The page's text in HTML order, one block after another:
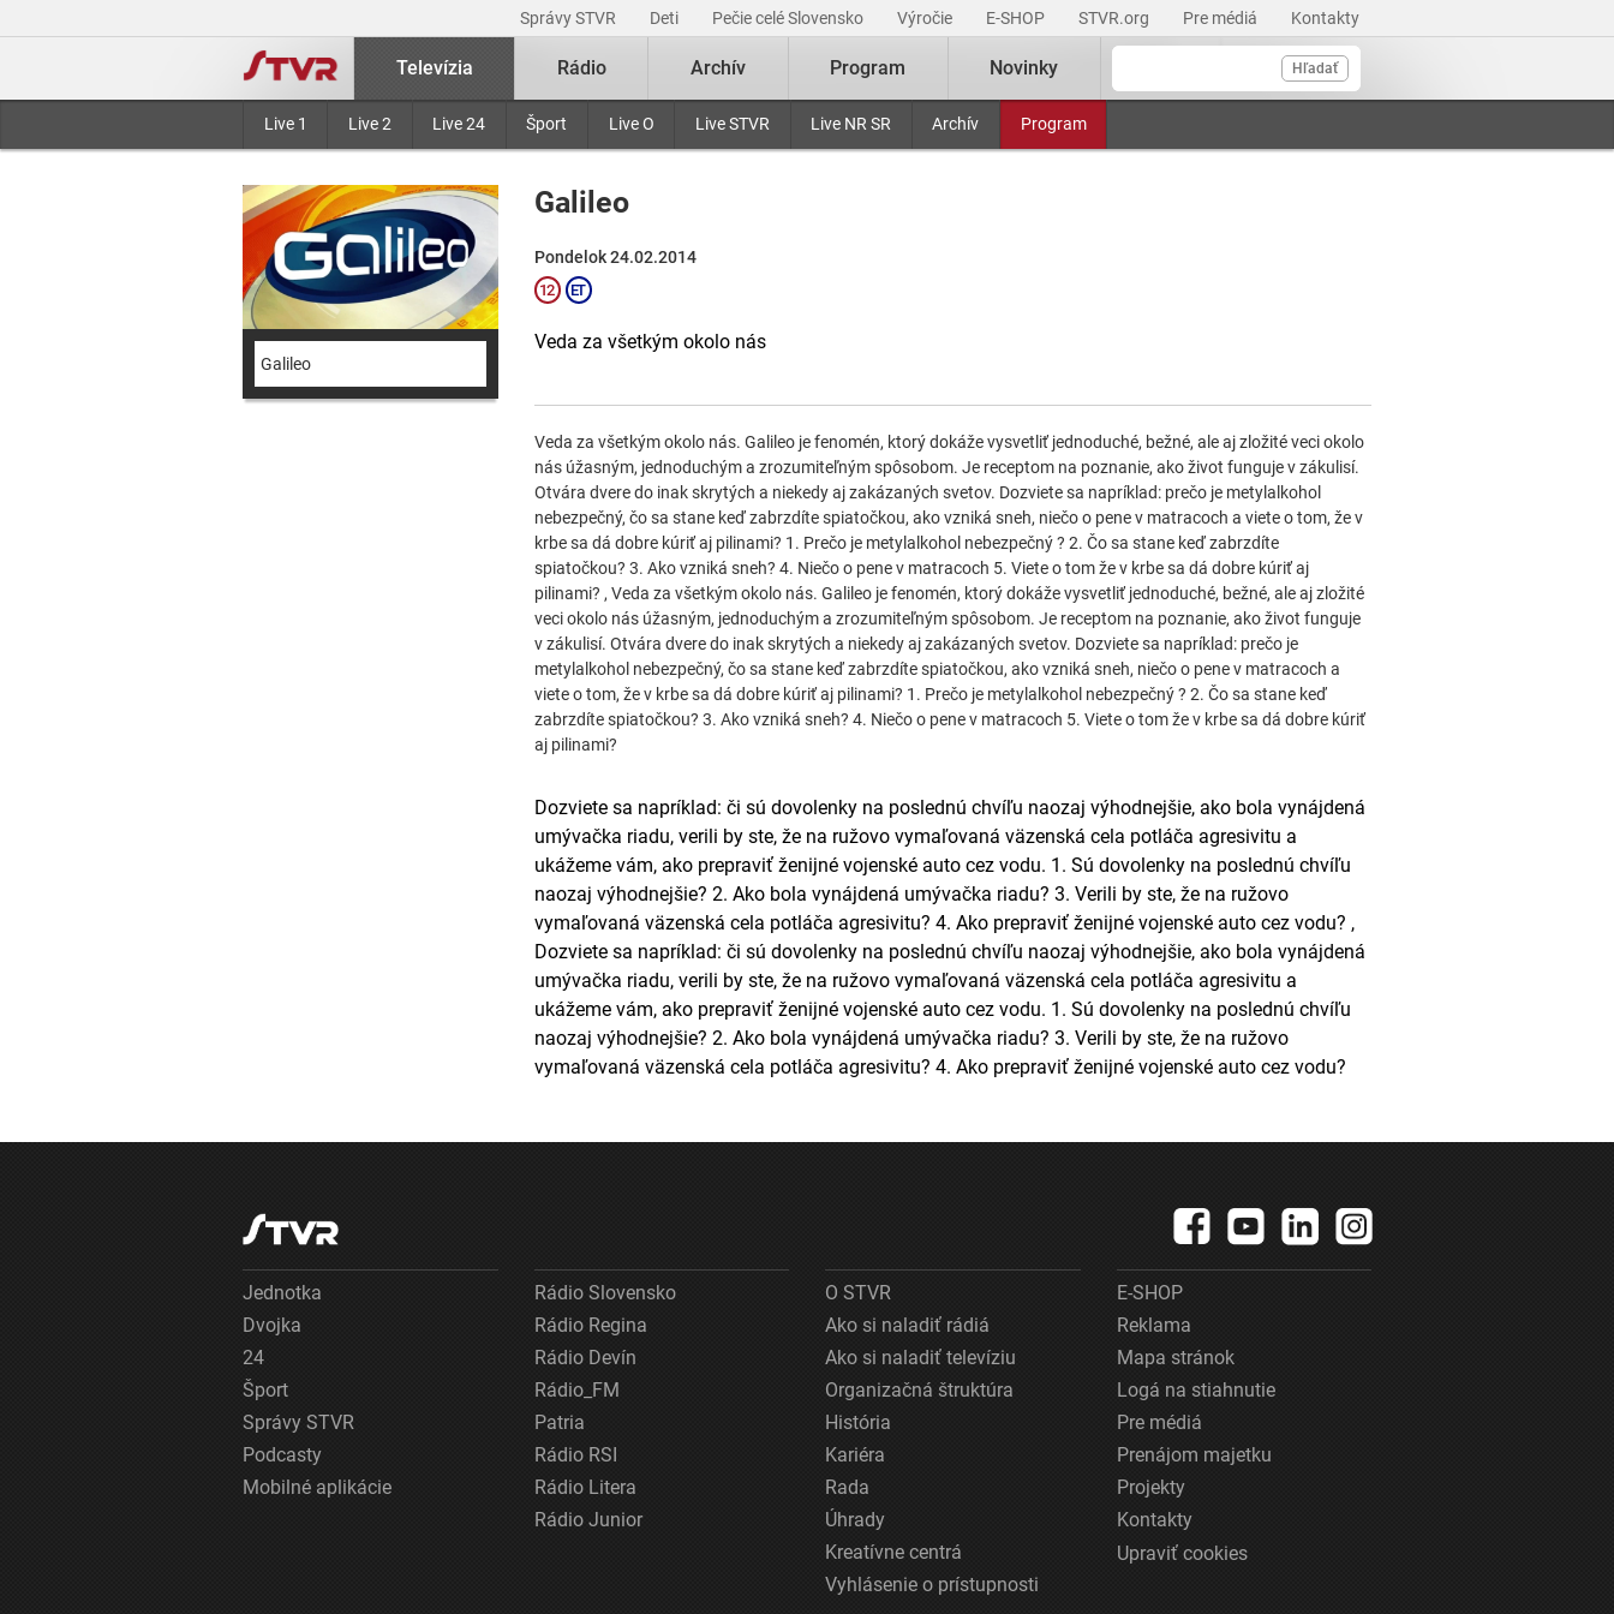
Správy STVR Deti Pečie celé Slovensko Výročie E-SHOP STVR.org Pre médiá Kontakty
Hľadať
Televízia
Live 1 Live 2 Live 24 Šport Live O Live STVR Live NR SR Archív Program
Rádio Archív Program Novinky
Galileo
Galileo
Pondelok 24.02.2014
Veda za všetkým okolo nás
Veda za všetkým okolo nás. Galileo je fenomén, ktorý dokáže vysvetliť jednoduché, bežné, ale aj zložité veci okolo
nás úžasným, jednoduchým a zrozumiteľným spôsobom. Je receptom na poznanie, ako život funguje v zákulisí.
Otvára dvere do inak skrytých a niekedy aj zakázaných svetov. Dozviete sa napríklad: prečo je metylalkohol
nebezpečný, čo sa stane keď zabrzdíte spiatočkou, ako vzniká sneh, niečo o pene v matracoch a viete o tom, že v
krbe sa dá dobre kúriť aj pilinami? 1. Prečo je metylalkohol nebezpečný ? 2. Čo sa stane keď zabrzdíte
spiatočkou? 3. Ako vzniká sneh? 4. Niečo o pene v matracoch 5. Viete o tom že v krbe sa dá dobre kúriť aj
pilinami? , Veda za všetkým okolo nás. Galileo je fenomén, ktorý dokáže vysvetliť jednoduché, bežné, ale aj zložité
veci okolo nás úžasným, jednoduchým a zrozumiteľným spôsobom. Je receptom na poznanie, ako život funguje
v zákulisí. Otvára dvere do inak skrytých a niekedy aj zakázaných svetov. Dozviete sa napríklad: prečo je
metylalkohol nebezpečný, čo sa stane keď zabrzdíte spiatočkou, ako vzniká sneh, niečo o pene v matracoch a
viete o tom, že v krbe sa dá dobre kúriť aj pilinami? 1. Prečo je metylalkohol nebezpečný ? 2. Čo sa stane keď
zabrzdíte spiatočkou? 3. Ako vzniká sneh? 4. Niečo o pene v matracoch 5. Viete o tom že v krbe sa dá dobre kúriť
aj pilinami?
Dozviete sa napríklad: či sú dovolenky na poslednú chvíľu naozaj výhodnejšie, ako bola vynájdená
umývačka riadu, verili by ste, že na ružovo vymaľovaná väzenská cela potláča agresivitu a
ukážeme vám, ako prepraviť ženijné vojenské auto cez vodu. 1. Sú dovolenky na poslednú chvíľu
naozaj výhodnejšie? 2. Ako bola vynájdená umývačka riadu? 3. Verili by ste, že na ružovo
vymaľovaná väzenská cela potláča agresivitu? 4. Ako prepraviť ženijné vojenské auto cez vodu? ,
Dozviete sa napríklad: či sú dovolenky na poslednú chvíľu naozaj výhodnejšie, ako bola vynájdená
umývačka riadu, verili by ste, že na ružovo vymaľovaná väzenská cela potláča agresivitu a
ukážeme vám, ako prepraviť ženijné vojenské auto cez vodu. 1. Sú dovolenky na poslednú chvíľu
naozaj výhodnejšie? 2. Ako bola vynájdená umývačka riadu? 3. Verili by ste, že na ružovo
vymaľovaná väzenská cela potláča agresivitu? 4. Ako prepraviť ženijné vojenské auto cez vodu?
Jednotka
Dvojka
24
Šport
Správy STVR
Podcasty
Mobilné aplikácie
Rádio Slovensko
Rádio Regina
Rádio Devín
Rádio_FM
Patria
Rádio RSI
Rádio Litera
Rádio Junior
O STVR
Ako si naladiť rádiá
Ako si naladiť televíziu
Organizačná štruktúra
História
Kariéra
Rada
Úhrady
Kreatívne centrá
Vyhlásenie o prístupnosti
E-SHOP
Reklama
Mapa stránok
Logá na stiahnutie
Pre médiá
Prenájom majetku
Projekty
Kontakty
Upraviť cookies